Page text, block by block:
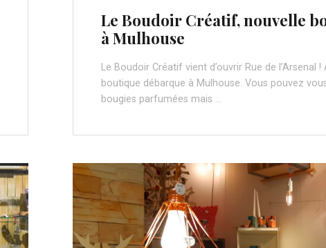
Le Boudoir Créatif, nouvelle
à Mulhouse
Le Boudoir Créatif vient d’ouvrir Rue de l’Arsenal
boutique débarque à Mulhouse. Vous pouvez
bougies parfumées mais …